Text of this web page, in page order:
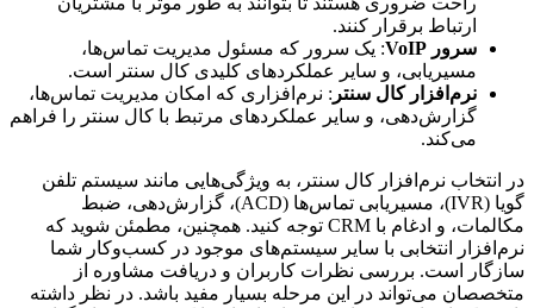
ارتباط برقرار کنند.
سرور VoIP
: یک سرور که مسئول مدیریت تماس‌ها،
مسیریابی، و سایر عملکردهای کلیدی کال سنتر است.
نرم‌افزار کال سنتر : نرم‌افزاری که امکان مدیریت تماس‌ها،
گزارش‌دهی، و سایر عملکردهای مرتبط با کال سنتر را فراهم
می‌کند.
در انتخاب نرم‌افزار کال سنتر، به ویژگی‌هایی مانند سیستم تلفن
گویا (IVR)، مسیریابی تماس‌ها (ACD)، گزارش‌دهی، ضبط
مکالمات، و ادغام با CRM توجه کنید. همچنین، مطمئن شوید که
نرم‌افزار انتخابی با سایر سیستم‌های موجود در کسب‌وکار شما
سازگار است. بررسی نظرات کاربران و دریافت مشاوره از
متخصصان می‌تواند در این مرحله بسیار مفید باشد. در نظر داشته